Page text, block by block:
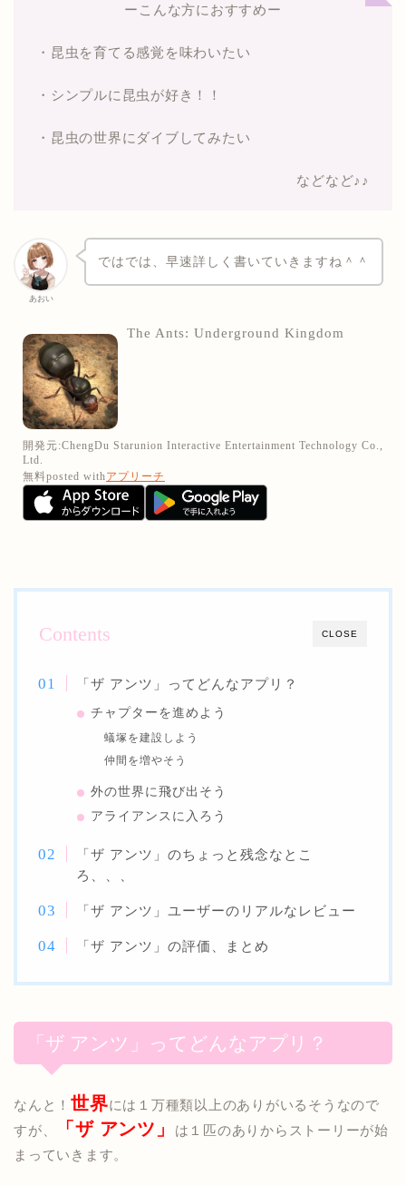
ーこんな方におすすめー
・昆虫を育てる感覚を味わいたい
・シンプルに昆虫が好き！！
・昆虫の世界にダイブしてみたい
などなど♪♪
あおい
ではでは、早速詳しく書いていきますね＾＾
The Ants: Underground Kingdom
開発元:ChengDu Starunion Interactive Entertainment Technology Co.,
Ltd.
無料posted with アプリーチ
CLOSE
Contents
「ザ アンツ」ってどんなアプリ？
チャプターを進めよう
蟻塚を建設しよう
仲間を増やそう
外の世界に飛び出そう
アライアンスに入ろう
「ザ アンツ」のちょっと残念なとこ
ろ、、、
「ザ アンツ」ユーザーのリアルなレビュー
「ザ アンツ」の評価、まとめ
「ザ アンツ」ってどんなアプリ？
なんと！世界には１万種類以上のありがいるそうなので
すが、
「ザ アンツ」
は１匹のありからストーリーが始
まっていきます。